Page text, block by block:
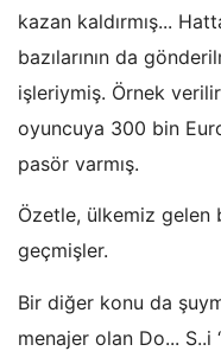
kazan kaldırmış...
bazılarının da
işleriymiş. Örnek
oyuncuya 300 bin
pasör varmış.
Özetle, ülkemiz gelen
geçmişler.
Bir diğer konu da
menajer olan Do...